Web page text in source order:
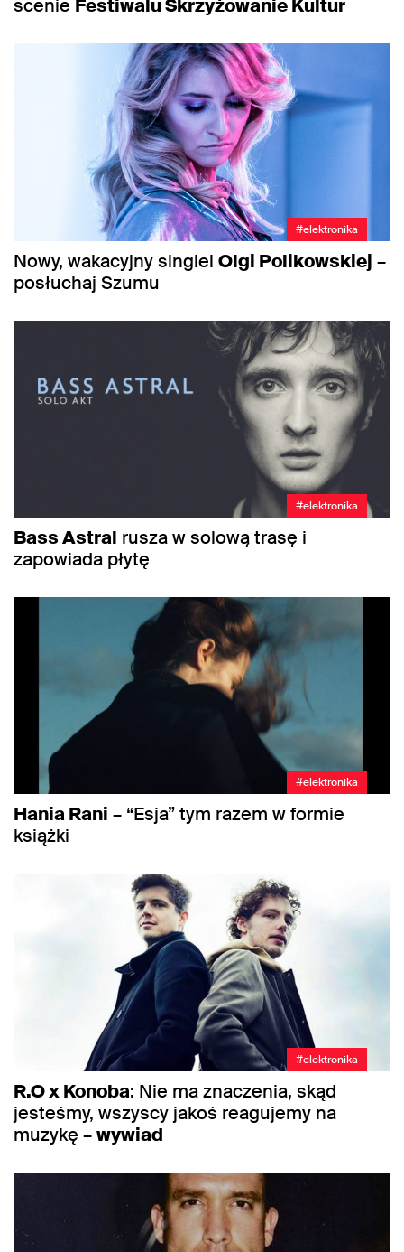
scenie Festiwalu Skrzyżowanie Kultur
#elektronika
Nowy, wakacyjny singiel Olgi Polikowskiej –
posłuchaj Szumu
#elektronika
Bass Astral rusza w solową trasę i
zapowiada płytę
#elektronika
Hania Rani – “Esja” tym razem w formie
książki
#elektronika
R.O x Konoba: Nie ma znaczenia, skąd
jesteśmy, wszyscy jakoś reagujemy na
muzykę –wywiad